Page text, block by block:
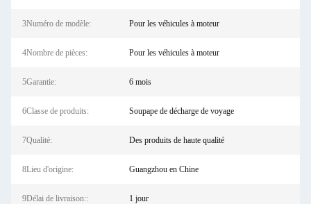
3Numéro de modèle: Pour les véhicules à moteur
4Nombre de pièces: Pour les véhicules à moteur
5Garantie: 6 mois
6Classe de produits: Soupape de décharge de voyage
7Qualité: Des produits de haute qualité
8Lieu d'origine: Guangzhou en Chine
9Délai de livraison:: 1 jour